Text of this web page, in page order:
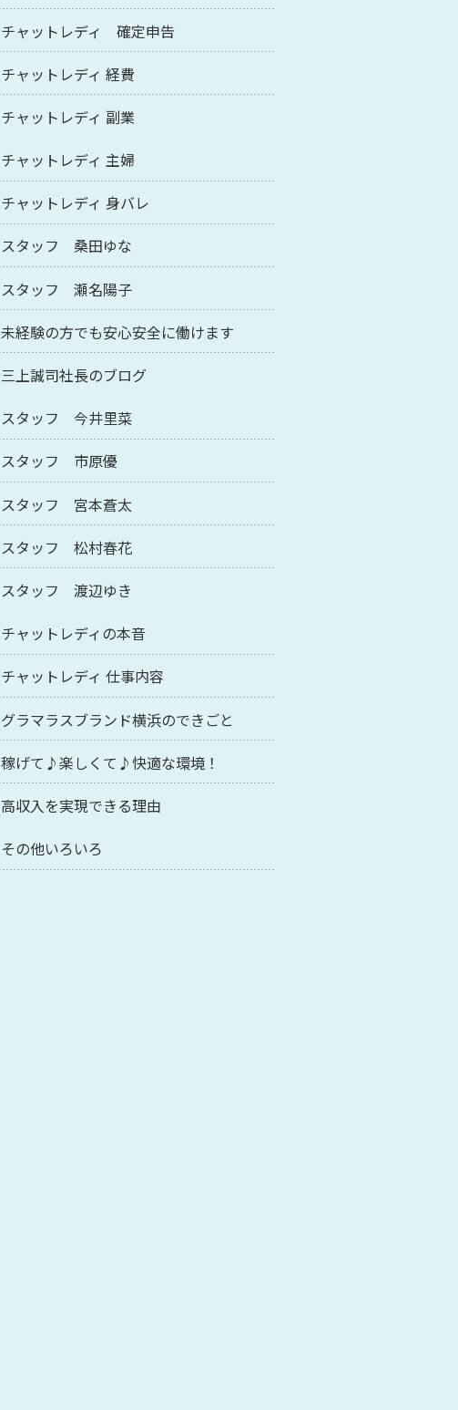
チャットレディ 確定申告
チャットレディ 経費
チャットレディ 副業
チャットレディ 主婦
チャットレディ 身バレ
スタッフ 桑田ゆな
スタッフ 瀬名陽子
未経験の方でも安心安全に働けます
三上誠司社長のブログ
スタッフ 今井里菜
スタッフ 市原優
スタッフ 宮本蒼太
スタッフ 松村春花
スタッフ 渡辺ゆき
チャットレディの本音
チャットレディ 仕事内容
グラマラスブランド横浜のできごと
稼げて♪楽しくて♪快適な環境！
高収入を実現できる理由
その他いろいろ